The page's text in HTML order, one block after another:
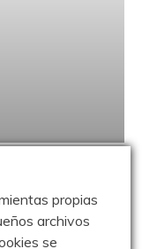
propias
archivos
se